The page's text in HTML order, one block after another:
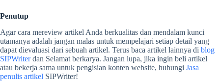
Penutup
Agarcara mereview artikel Anda berkualitas dan mendalam kunci
utamanya adalah jangan malas untuk mempelajari setiap detail yang
dapat dievaluasi dari sebuah artikel. Terus baca artikel lainnya di blog
SIPWriterdan Selamat berkarya. Jangan lupa, jika ingin beli artikel
atau bekerja sama untuk pengisian konten website, hubungi Jasa
penulis artikel SIPWriter!